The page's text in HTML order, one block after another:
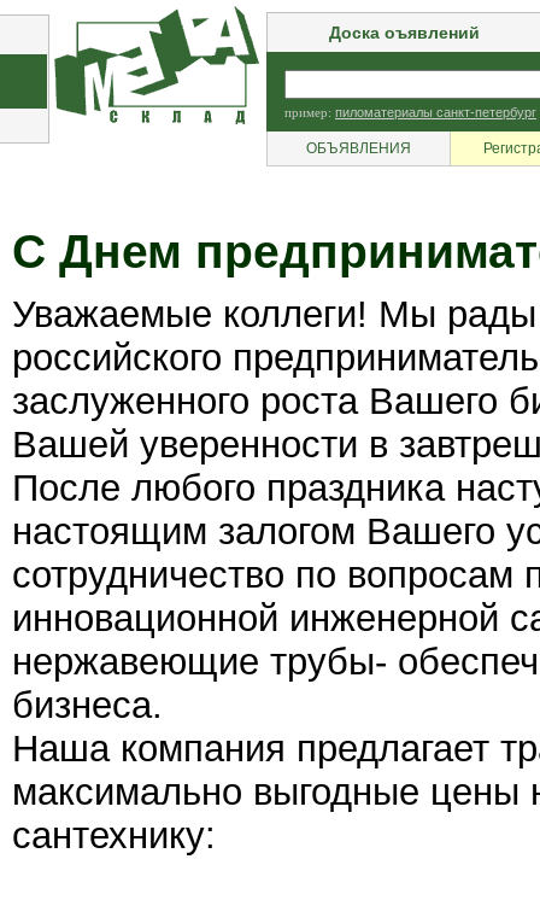
Доска оъявлений
пример: пиломатериалы санкт-петербург
ОБЪЯВЛЕНИЯ
С Днем
Уважаемые коллеги! Мы
российского
заслуженного роста Вашего
Вашей уверенности в
После любого праздника
настоящим залогом Вашего
сотрудничество по вопросам
инновационной инженерной
нержавеющие трубы-
бизнеса.
Наша компания предлагает
максимально выгодные
сантехнику: